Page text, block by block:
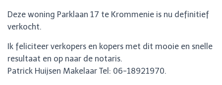
Deze woning Parklaan 17 te Krommenie is nu definitief
verkocht.
Ik feliciteer verkopers en kopers met dit mooie en snelle
resultaat en op naar de notaris.
Patrick Huijsen Makelaar Tel: 06-18921970.